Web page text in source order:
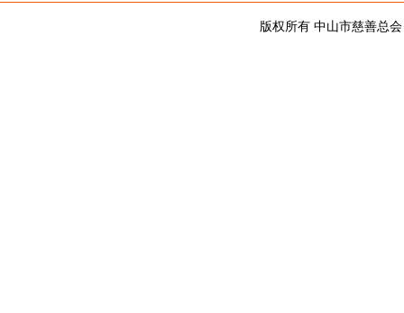
版权所有 中山市慈善总